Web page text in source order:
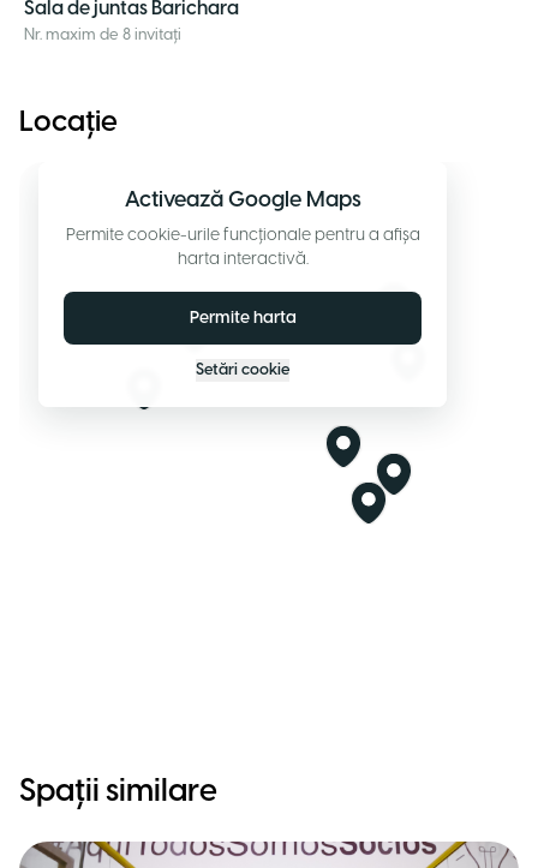
Sala de juntas Barichara
Nr. maxim de 8 invitați
Locație
Activează Google Maps
Permite cookie-urile funcționale pentru a afișa
harta interactivă.
Permite harta
Setări cookie
Spații similare